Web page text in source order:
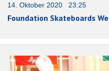
14. Oktober 2020 23:25
Foundation Skateboards